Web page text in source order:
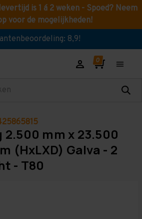
is 1 á 2 weken - Spoed? Neem
voor de mogelijkheden!
8,9!
mm x 23.500
(HxLXD) Galva - 2
- T80